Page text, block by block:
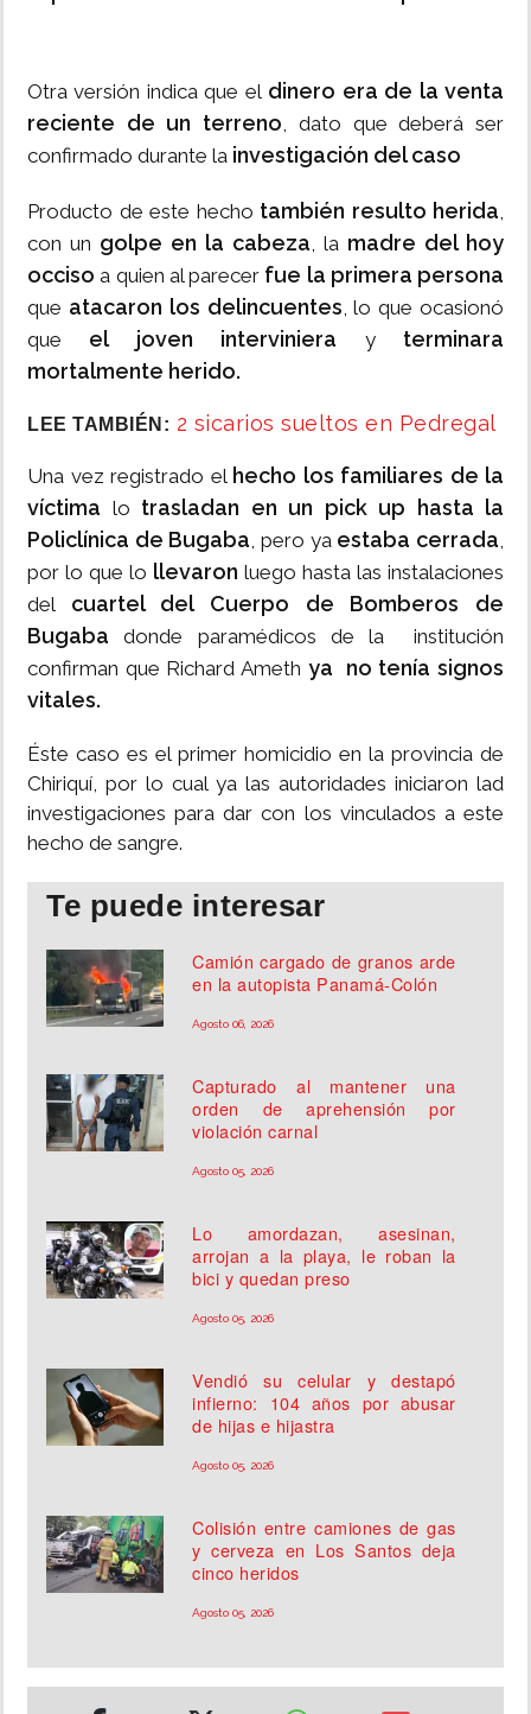
Otra versión indica que el dinero era de la venta
reciente de un terreno, dato que deberá ser
confirmado durante la investigación del caso
Producto de este hecho también resulto herida,
con un golpe en la cabeza, la madre del hoy
occiso a quien al parecer fue la primera persona
que atacaron los delincuentes, lo que ocasionó
que el joven interviniera y terminara
mortalmente herido.
LEE TAMBIÉN: 2 sicarios sueltos en Pedregal
Una vez registrado el hecho los familiares de la
víctima lo trasladan en un pick up hasta la
Policlínica de Bugaba, pero ya estaba cerrada,
por lo que lo llevaron luego hasta las instalaciones
del cuartel del Cuerpo de Bomberos de
Bugaba donde paramédicos de la institución
confirman que Richard Ameth ya no tenía signos
vitales.
Éste caso es el primer homicidio en la provincia de
Chiriquí, por lo cual ya las autoridades iniciaron lad
investigaciones para dar con los vinculados a este
hecho de sangre.
Te puede interesar
Camión cargado de granos arde
en la autopista Panamá-Colón
Agosto 06, 2026
Capturado al mantener una
orden de aprehensión por
violación carnal
Agosto 05, 2026
Lo amordazan, asesinan,
arrojan a la playa, le roban la
bici y quedan preso
Agosto 05, 2026
Vendió su celular y destapó
infierno: 104 años por abusar
de hijas e hijastra
Agosto 05, 2026
Colisión entre camiones de gas
y cerveza en Los Santos deja
cinco heridos
Agosto 05, 2026